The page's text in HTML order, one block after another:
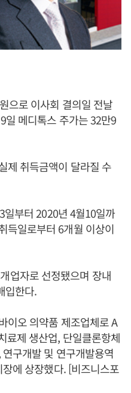
으로 이사회 결의일 전날
일 메디톡스 주가는 32만9
제 취득금액이 달라질 수
부터 2020년 4월10일까
득일로부터 6개월 이상이
업자로 선정됐으며 장내
입한다.
이오 의약품 제조업체로 A
료제 생산업, 단일클론항체
구개발 및 연구개발용역
에 상장했다. [비즈니스포